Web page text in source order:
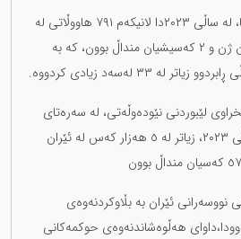
بەپێی ئاماری ساڵانەی هێرانا، لە ساڵی ٢٠٢٣دا لانیکەم ٧٩١ هاووڵاتی لە
سێدارە دراون کە ٢٥ کەسیان ژن و ٢ کەسیشیان منداڵ بوون، کە بە
٣٣ لەسەد زیادی کردووە.
لێبوردنی نێودەوڵەتی، لە سەرەتای
ساڵی ٢٠١٢ تا بێوەڕاستی ساڵی ٢٠٢٣، زیاتر لە ٥ هەزار کەس لە ئێران
نووسەرانی ئێران بە بڵاوکردنەوەی
هەڵوەشاندنەوەی حوکمەکانی